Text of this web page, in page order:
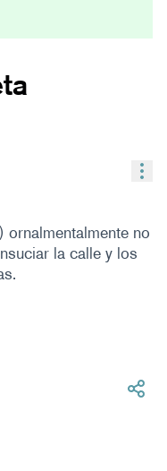
ornalmentalmente no
la calle y los